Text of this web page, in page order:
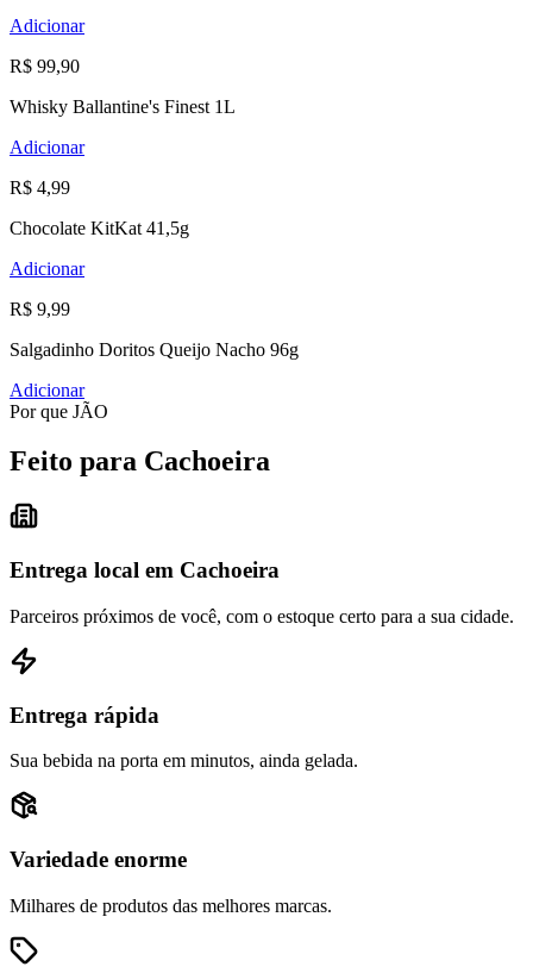
Adicionar
R$ 99,90
Whisky Ballantine's Finest 1L
Adicionar
R$ 4,99
Chocolate KitKat 41,5g
Adicionar
R$ 9,99
Salgadinho Doritos Queijo Nacho 96g
Adicionar
Por que JÃO
Feito para Cachoeira
Entrega local em Cachoeira
Parceiros próximos de você, com o estoque certo para a sua cidade.
Entrega rápida
Sua bebida na porta em minutos, ainda gelada.
Variedade enorme
Milhares de produtos das melhores marcas.